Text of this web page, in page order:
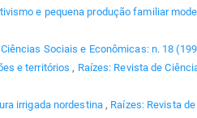
e pequena produção familiar
Sociais e Econômicas: n. 18
e territórios , Raízes: Revista de
irrigada nordestina , Raízes: Revista